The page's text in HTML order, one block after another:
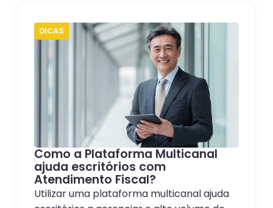
DICAS
Como a Plataforma Multicanal
ajuda escritórios com
Atendimento Fiscal?
Utilizar uma plataforma multicanal ajuda